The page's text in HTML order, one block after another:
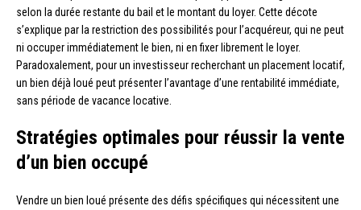
selon la durée restante du bail et le montant du loyer. Cette décote
s’explique par la restriction des possibilités pour l’acquéreur, qui ne peut
ni occuper immédiatement le bien, ni en fixer librement le loyer.
Paradoxalement, pour un investisseur recherchant un placement locatif,
un bien déjà loué peut présenter l’avantage d’une rentabilité immédiate,
sans période de vacance locative.
Stratégies optimales pour réussir la vente
d’un bien occupé
Vendre un bien loué présente des défis spécifiques qui nécessitent une